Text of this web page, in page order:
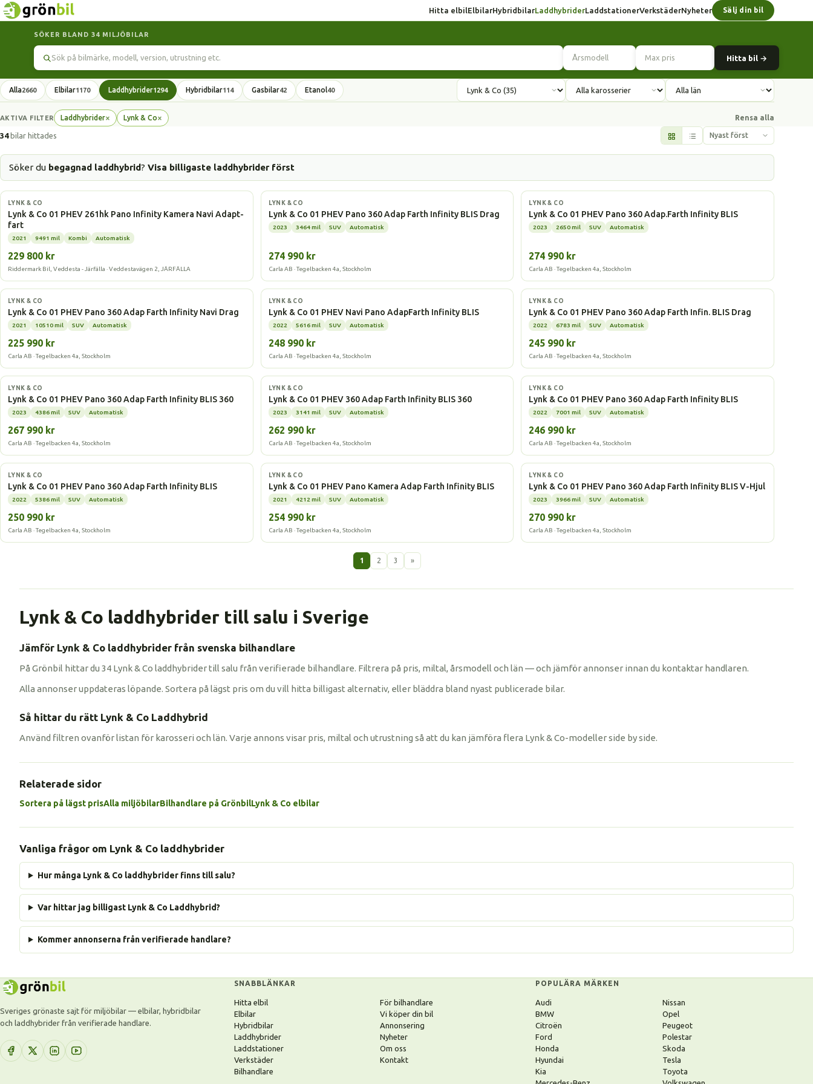
Hitta elbilElbilarHybridbilarLaddhybriderLaddstationerVerkstäderNyheter Sälj din bil
SÖKER BLAND 34 MILJÖBILAR
Hitta bil →
Alla2660 Elbilar1170 Laddhybrider1294 Hybridbilar114 Gasbilar42 Etanol40
AKTIVA FILTER Laddhybrider×
Ta
Lynk & Co×
Ta
Rensa alla
34bilar hittades
Söker du begagnad laddhybrid? Visa billigaste laddhybrider först
Laddhybrid
LYNK & CO
Lynk & Co 01 PHEV 261hk Pano Infinity Kamera Navi Adapt-
fart
2021 9491 mil Kombi Automatisk
229 800 kr
Riddermark Bil, Veddesta - Järfälla · Veddestavägen 2, JÄRFÄLLA
Laddhybrid
LYNK & CO
Lynk & Co 01 PHEV Pano 360 Adap Farth Infinity BLIS Drag
2023 3464 mil SUV Automatisk
274 990 kr
Carla AB · Tegelbacken 4a, Stockholm
Laddhybrid
LYNK & CO
Lynk & Co 01 PHEV Pano 360 Adap.Farth Infinity BLIS
2023 2650 mil SUV Automatisk
274 990 kr
Carla AB · Tegelbacken 4a, Stockholm
Laddhybrid
LYNK & CO
Lynk & Co 01 PHEV Pano 360 Adap Farth Infinity Navi Drag
2021 10510 mil SUV Automatisk
225 990 kr
Carla AB · Tegelbacken 4a, Stockholm
Laddhybrid
LYNK & CO
Lynk & Co 01 PHEV Navi Pano AdapFarth Infinity BLIS
2022 5616 mil SUV Automatisk
248 990 kr
Carla AB · Tegelbacken 4a, Stockholm
Laddhybrid
LYNK & CO
Lynk & Co 01 PHEV Pano 360 Adap Farth Infin. BLIS Drag
2022 6783 mil SUV Automatisk
245 990 kr
Carla AB · Tegelbacken 4a, Stockholm
Laddhybrid
LYNK & CO
Lynk & Co 01 PHEV Pano 360 Adap Farth Infinity BLIS 360
2023 4386 mil SUV Automatisk
267 990 kr
Carla AB · Tegelbacken 4a, Stockholm
Laddhybrid
LYNK & CO
Lynk & Co 01 PHEV 360 Adap Farth Infinity BLIS 360
2023 3141 mil SUV Automatisk
262 990 kr
Carla AB · Tegelbacken 4a, Stockholm
Laddhybrid
LYNK & CO
Lynk & Co 01 PHEV Pano 360 Adap Farth Infinity BLIS
2022 7001 mil SUV Automatisk
246 990 kr
Carla AB · Tegelbacken 4a, Stockholm
Laddhybrid
LYNK & CO
Lynk & Co 01 PHEV Pano 360 Adap Farth Infinity BLIS
2022 5386 mil SUV Automatisk
250 990 kr
Carla AB · Tegelbacken 4a, Stockholm
Laddhybrid
LYNK & CO
Lynk & Co 01 PHEV Pano Kamera Adap Farth Infinity BLIS
2021 4212 mil SUV Automatisk
254 990 kr
Carla AB · Tegelbacken 4a, Stockholm
Laddhybrid
LYNK & CO
Lynk & Co 01 PHEV Pano 360 Adap Farth Infinity BLIS V-Hjul
2023 3966 mil SUV Automatisk
270 990 kr
Carla AB · Tegelbacken 4a, Stockholm
1 2 3 »
Lynk & Co laddhybrider till salu i Sverige
Jämför Lynk & Co laddhybrider från svenska bilhandlare
På Grönbil hittar du 34 Lynk & Co laddhybrider till salu från verifierade bilhandlare. Filtrera på pris, miltal, årsmodell och län — och jämför annonser innan du kontaktar handlaren.
Alla annonser uppdateras löpande. Sortera på lägst pris om du vill hitta billigast alternativ, eller bläddra bland nyast publicerade bilar.
Så hittar du rätt Lynk & Co Laddhybrid
Använd filtren ovanför listan för karosseri och län. Varje annons visar pris, miltal och utrustning så att du kan jämföra flera Lynk & Co-modeller side by side.
Relaterade sidor
Sortera på lägst prisAlla miljöbilarBilhandlare på GrönbilLynk & Co elbilar
Vanliga frågor om Lynk & Co laddhybrider
Hur många Lynk & Co laddhybrider finns till salu?
Var hittar jag billigast Lynk & Co Laddhybrid?
Kommer annonserna från verifierade handlare?
Sveriges grönaste sajt för miljöbilar — elbilar, hybridbilar
och laddhybrider från verifierade handlare.
SNABBLÄNKAR
Hitta elbil
Elbilar
Hybridbilar
Laddhybrider
Laddstationer
Verkstäder
Bilhandlare
För bilhandlare
Vi köper din bil
Annonsering
Nyheter
Om oss
Kontakt
POPULÄRA MÄRKEN
Audi
BMW
Citroën
Ford
Honda
Hyundai
Kia
Nissan
Opel
Peugeot
Polestar
Skoda
Tesla
Toyota